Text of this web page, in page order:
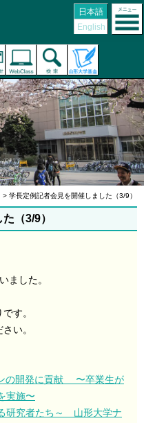
日本語
English
学長定例記者会見を開催しました（3/9）
（3/9）
ました。
す。
い。
の開発に貢献 〜卒業⽣が
実施〜
研究者たち～ 山形大学ナ